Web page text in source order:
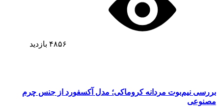
۴۸۵۶ بازدید
بررسی نیم‌بوت مردانه کروماکی؛ مدل آکسفورد از جنس چرم
مصنوعی